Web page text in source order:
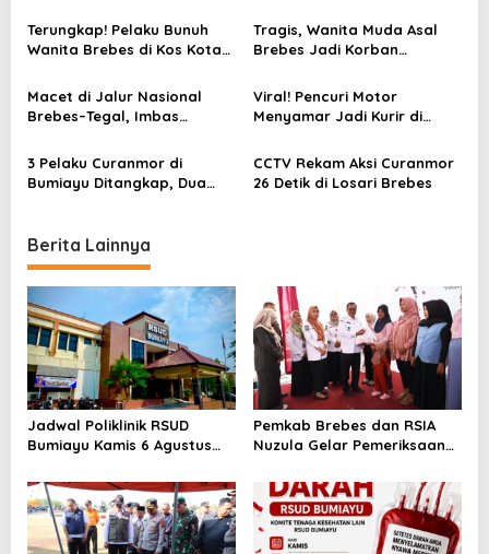
g
t
o
n
Bagikan Bansos
Polisi
Terungkap! Pelaku Bunuh
Wanita Brebes di Kos Kota
Tragis, Wanita Muda Asal
Brebes Jadi Korban
Tegal
Macet di Jalur Nasional
Brebes–Tegal, Imbas
Tonjong
Viral! Pencuri Motor
Menyamar Jadi Kurir di
Usai Dikejar
3 Pelaku Curanmor di
Bumiayu Ditangkap, Dua
CCTV Rekam Aksi Curanmor
26 Detik di Losari Brebes
Berita Lainnya
Jadwal Poliklinik RSUD
Bumiayu Kamis 6 Agustus
Dokter Sebelum Berkunjung
Pemkab Brebes dan RSIA
Nuzula Gelar Pemeriksaan
Perkuat Kesehatan Ibu dan
Bayi